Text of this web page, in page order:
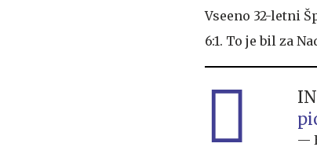
Vseeno 32-letni
6:1. To je bil za
—